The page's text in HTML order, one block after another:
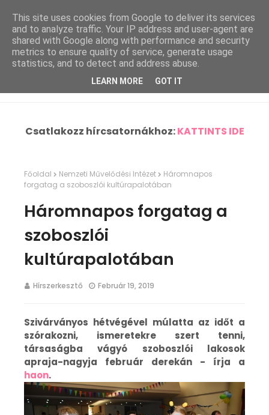
Csatlakozz hírcsatornákhoz:KATTINTS IDE
Főoldal Nemzeti Művelődési Intézet
Háromnapos
forgatag a szoboszlói kultúrapalotában
Háromnapos forgatag a
szoboszlói
kultúrapalotában
Hírszerkesztő Február 19, 2019
Szivárványos hétvégével múlatta az időt a
szórakozni, ismeretekre szert tenni,
társaságba vágyó szoboszlói lakosok
apraja-nagyja február derekán - írja a
haon.
This site uses cookies from Google to deliver its services
and to analyze traffic. Your IP address and user-agent are
shared with Google along with performance and security
metrics to ensure quality of service, generate usage
statistics, and to detect and address abuse.
LEARN MORE GOT IT